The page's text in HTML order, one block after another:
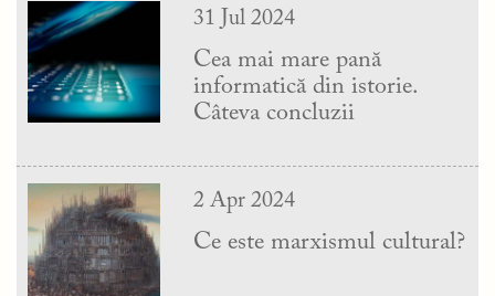
31 Jul 2024
Cea mai mare pană
informatică din istorie.
Câteva concluzii
2 Apr 2024
Ce este marxismul cultural?